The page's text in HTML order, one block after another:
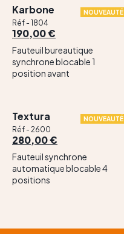
NOUVEAUTÉ
Karbone
Réf - 1804
190,00 €
Fauteuil bureautique
synchrone blocable 1
position avant
NOUVEAUTÉ
Textura
Réf - 2600
280,00 €
Fauteuil synchrone
automatique blocable 4
positions